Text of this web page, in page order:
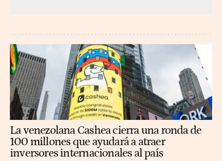
La venezolana Cashea cierra una ronda de
100 millones que ayudará a atraer
inversores internacionales al país